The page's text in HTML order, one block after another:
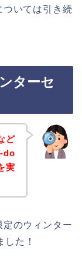
いては引き続
ターセ
ど
do
実
のウィンター
た！